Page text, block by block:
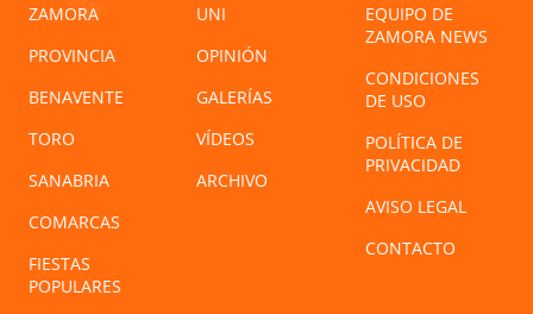
ZAMORA
PROVINCIA
BENAVENTE
TORO
SANABRIA
COMARCAS
FIESTAS
POPULARES
UNI
OPINIÓN
GALERÍAS
VÍDEOS
ARCHIVO
EQUIPO DE
ZAMORA NEWS
CONDICIONES
DE USO
POLÍTICA DE
PRIVACIDAD
AVISO LEGAL
CONTACTO